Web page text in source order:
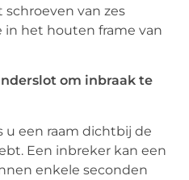
van zes
het houten frame van
om inbraak te
u een raam dichtbij de
Een inbreker kan een
enkele seconden